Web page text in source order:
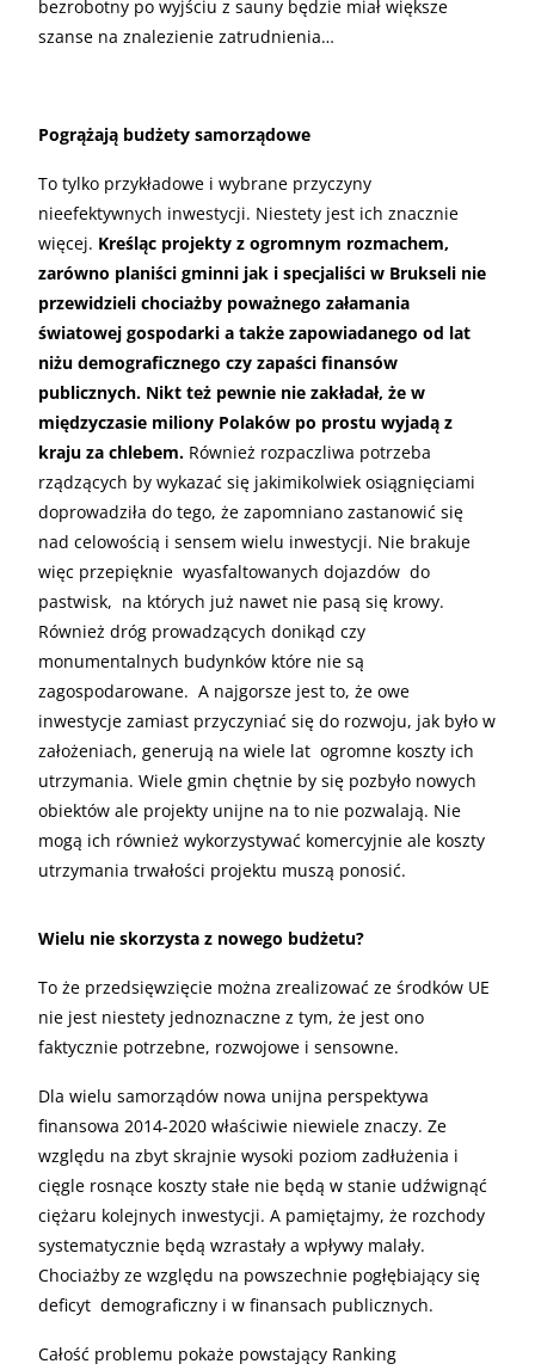
bezrobotny po wyjściu z sauny będzie miał większe
szanse na znalezienie zatrudnienia…
Pogrążają budżety samorządowe
To tylko przykładowe i wybrane przyczyny
nieefektywnych inwestycji. Niestety jest ich znacznie
więcej. Kreśląc projekty z ogromnym rozmachem,
zarówno planiści gminni jak i specjaliści w Brukseli nie
przewidzieli chociażby poważnego załamania
światowej gospodarki a także zapowiadanego od lat
niżu demograficznego czy zapaści finansów
publicznych. Nikt też pewnie nie zakładał, że w
międzyczasie miliony Polaków po prostu wyjadą z
kraju za chlebem. Również rozpaczliwa potrzeba
rządzących by wykazać się jakimikolwiek osiągnięciami
doprowadziła do tego, że zapomniano zastanowić się
nad celowością i sensem wielu inwestycji. Nie brakuje
więc przepięknie wyasfaltowanych dojazdów do
pastwisk, na których już nawet nie pasą się krowy.
Również dróg prowadzących donikąd czy
monumentalnych budynków które nie są
zagospodarowane. A najgorsze jest to, że owe
inwestycje zamiast przyczyniać się do rozwoju, jak było w
założeniach, generują na wiele lat ogromne koszty ich
utrzymania. Wiele gmin chętnie by się pozbyło nowych
obiektów ale projekty unijne na to nie pozwalają. Nie
mogą ich również wykorzystywać komercyjnie ale koszty
utrzymania trwałości projektu muszą ponosić.
Wielu nie skorzysta z nowego budżetu?
To że przedsięwzięcie można zrealizować ze środków UE
nie jest niestety jednoznaczne z tym, że jest ono
faktycznie potrzebne, rozwojowe i sensowne.
Dla wielu samorządów nowa unijna perspektywa
finansowa 2014-2020 właściwie niewiele znaczy. Ze
względu na zbyt skrajnie wysoki poziom zadłużenia i
cięgle rosnące koszty stałe nie będą w stanie udźwignąć
ciężaru kolejnych inwestycji. A pamiętajmy, że rozchody
systematycznie będą wzrastały a wpływy malały.
Chociażby ze względu na powszechnie pogłębiający się
deficyt demograficzny i w finansach publicznych.
Całość problemu pokaże powstający Ranking